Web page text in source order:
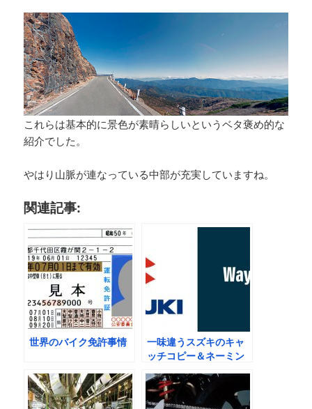
これらは基本的に景色が素晴らしいというベタ褒め的な
紹介でした。
やはり山脈が連なっている中部が充実していますね。
関連記事:
世界のバイク免許事情
一味違うスズキのキャ
ッチコピー＆ネーミン